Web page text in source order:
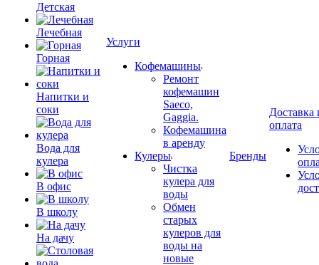
Детская
Лечебная
Горная
Напитки и
соки
Вода для
кулера
В офис
В школу
На дачу
Услуги
Кофемашины
Ремонт
кофемашин
Saeco,
Gaggia.
Кофемашина
в аренду
Кулеры
Чистка
кулера для
воды
Обмен
старых
кулеров для
воды на
новые
Бренды
Доставка
оплата